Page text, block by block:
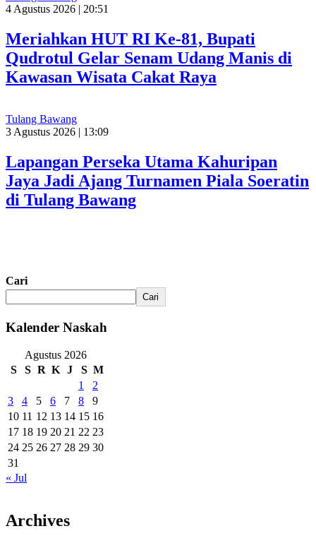
4 Agustus 2026 | 20:51
Meriahkan HUT RI Ke-81, Bupati
Qudrotul Gelar Senam Udang Manis di
Kawasan Wisata Cakat Raya
Tulang Bawang
3 Agustus 2026 | 13:09
Lapangan Perseka Utama Kahuripan
Jaya Jadi Ajang Turnamen Piala Soeratin
di Tulang Bawang
Cari
Cari
Kalender Naskah
Agustus 2026
S
S R K J S M
1
2
3
4 5 6 7 8
9
10 11 12 13 14 15 16
17 18 19 20 21 22 23
24 25 26 27 28 29 30
31
« Jul
Archives